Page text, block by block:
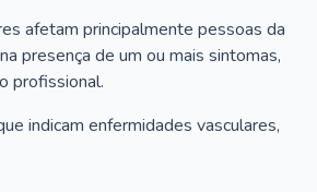
afetam principalmente pessoas da
presença de um ou mais sintomas,
profissional.
indicam enfermidades vasculares,